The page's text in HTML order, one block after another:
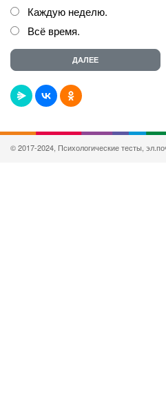
Каждую неделю.
Всё время.
© 2017-2024, Психологические тесты,